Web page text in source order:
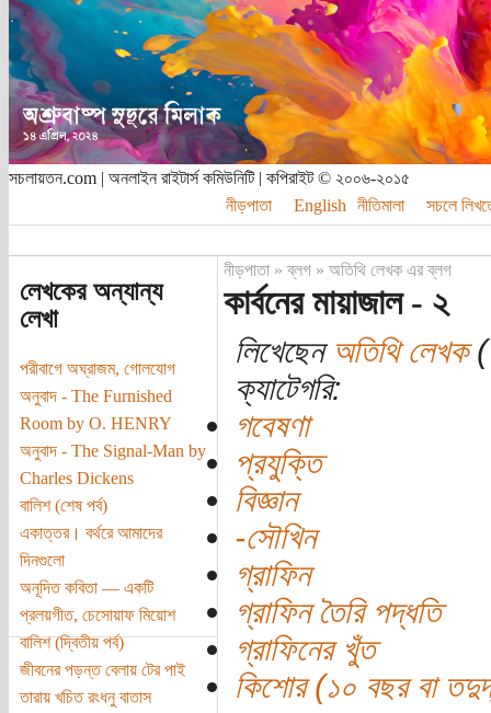
সচলায়তন.com | অনলাইন রাইটার্স কমিউনিটি | কপিরাইট © ২০০৬-২০১৫
নীড়পাতা
English নীতিমালা সচলে
লেখকের অন্যান্য
লেখা
পরীবাগে অঘ্রাজম, গোলযোগ
অনুবাদ - The Furnished
Room by O. HENRY
অনুবাদ - The Signal-Man by
Charles Dickens
বালিশ (শেষ পর্ব)
একাত্তর। বর্থরে আমাদের
দিনগুলো
অনূদিত কবিতা — একটি
প্রলয়গীত, চেসোয়াফ মিয়োশ
বালিশ (দ্বিতীয় পর্ব)
জীবনের পড়ন্ত বেলায় টের পাই
তারায় খচিত রংধনু বাতাস
নীড়পাতা»ব্লগ» অতিথি লেখক এর ব্লগ
কার্বনের মায়াজাল - ২
লিখেছেন অতিথি লেখক
ক্যাটেগরি:
গবেষণা
প্রযুক্তি
বিজ্ঞান
-সৌখিন
গ্রাফিন
গ্রাফিন তৈরি পদ্ধতি
গ্রাফিনের খুঁত
কিশোর (১০ বছর বা